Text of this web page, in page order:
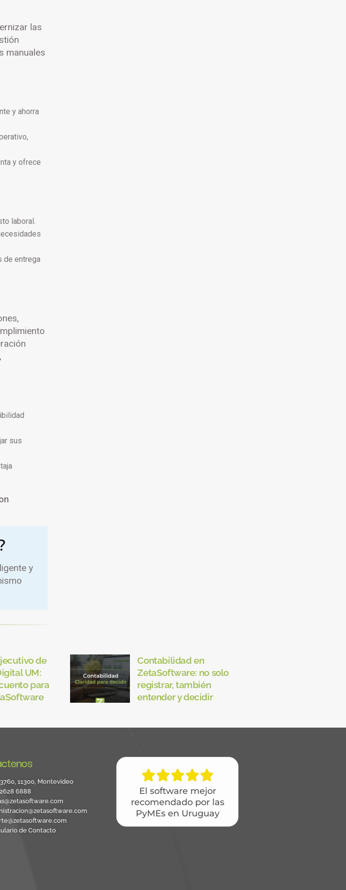
las
manuales
y ahorra
y ofrece
laboral.
de entrega
sus
y
de
UM:
para
Contabilidad en
ZetaSoftware: no solo
registrar, también
entender y decidir
11300, Montevideo
6888
de Contacto

El software mejor
recomendado por las
PyMEs en Uruguay